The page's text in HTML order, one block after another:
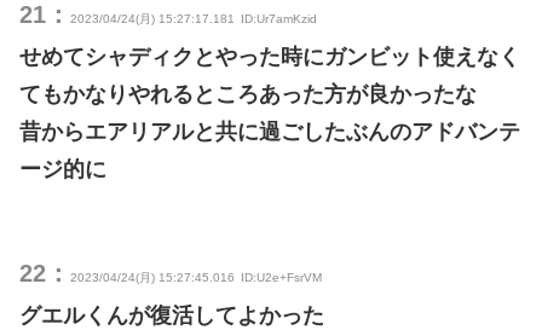
21： 2023/04/24(月) 15:27:17.181 ID:Ur7amKzid
せめてシャディクとやった時にガンビット使えなく
てもかなりやれるところあった方が良かったな
昔からエアリアルと共に過ごしたぶんのアドバンテ
ージ的に
22： 2023/04/24(月) 15:27:45.016 ID:U2e+FsrVM
グエルくんが復活してよかった